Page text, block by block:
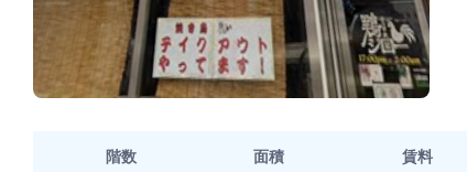
階数 面積 賃料